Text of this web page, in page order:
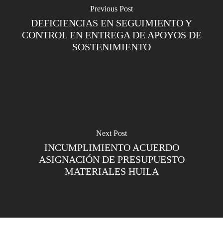
Previous Post
DEFICIENCIAS EN SEGUIMIENTO Y
CONTROL EN ENTREGA DE APOYOS DE
SOSTENIMIENTO
Next Post
INCUMPLIMIENTO ACUERDO
ASIGNACIÓN DE PRESUPUESTO
MATERIALES HUILA